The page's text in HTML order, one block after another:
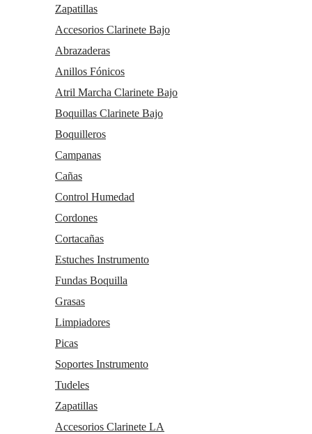
Zapatillas
Accesorios Clarinete Bajo
Abrazaderas
Anillos Fónicos
Atril Marcha Clarinete Bajo
Boquillas Clarinete Bajo
Boquilleros
Campanas
Cañas
Control Humedad
Cordones
Cortacañas
Estuches Instrumento
Fundas Boquilla
Grasas
Limpiadores
Picas
Soportes Instrumento
Tudeles
Zapatillas
Accesorios Clarinete LA